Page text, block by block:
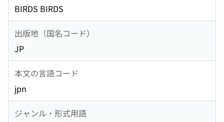
BIRDS BIRDS
出版地（国名コード）
JP
本文の言語コード
jpn
ジャンル・形式用語